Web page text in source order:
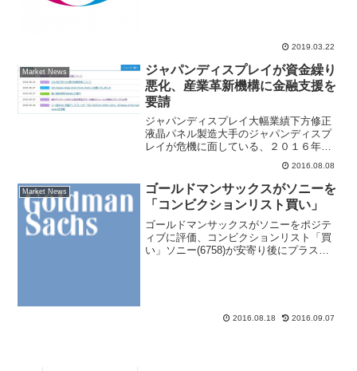
2019.03.22
Market News
ジャパンディスプレイが資金繰り
悪化、産業革新機構に金融支援を
要請
ジャパンディスプレイ大幅業績下方修正
液晶パネル製造大手のジャパンディスプ
レイが危機に面している、２０１６年４
月～６月期の最終損益が１１８億円の赤
字になり資金繰りが悪化、産業革新機構
へ金融支援を要請とスクープ報道されて
いる。日本経済新聞や毎日...
2016.08.08
Market News
ゴールドマンサックスがソニーを
「コンビクションリスト買い」
ゴールドマンサックスがソニーをポジテ
ィブに評価、コンビクションリスト「買
い」ソニー(6758)が安寄り後にプラス転
2016.08.18 2016.09.07